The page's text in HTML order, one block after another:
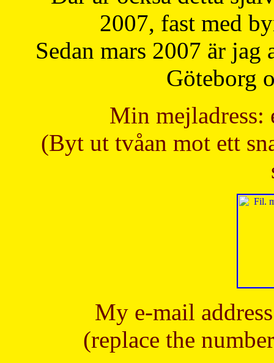
2007, fast med
Sedan mars 2007 är
Göteborg
Min mejladress:
(Byt ut tvåan mot ett
My e-mail
(replace the